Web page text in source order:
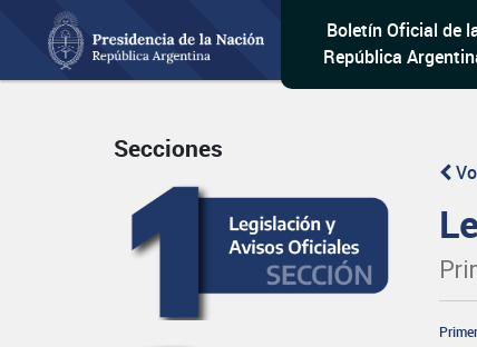
Boletín Oficial de
República
Secciones